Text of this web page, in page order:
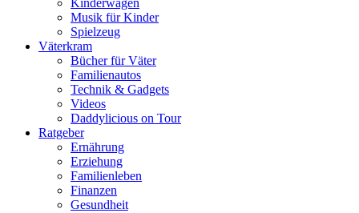
Kinderwagen
Musik für Kinder
Spielzeug
Väterkram
Bücher für Väter
Familienautos
Technik & Gadgets
Videos
Daddylicious on Tour
Ratgeber
Ernährung
Erziehung
Familienleben
Finanzen
Gesundheit